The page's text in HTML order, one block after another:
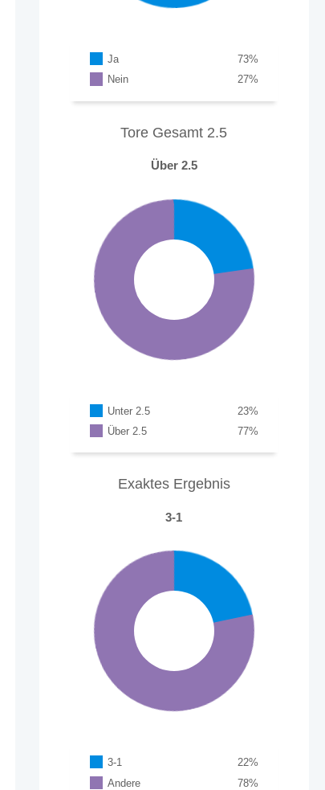
Ja %
73
Nein
%
27
Tore Gesamt 2.5
Über 2.5
Unter 2.5 %
23
Über 2.5
%
77
Exaktes Ergebnis
3-1
3-1 %
22
Andere
%
78